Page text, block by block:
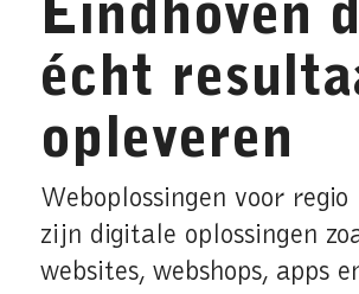
Eindhoven
écht
opleveren
Weboplossingen voor regio
zijn digitale oplossingen
websites, webshops, apps